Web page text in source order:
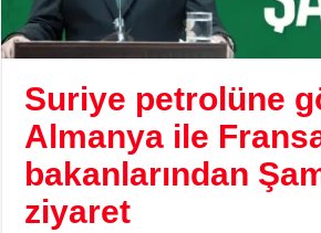
Suriye petrolüne
Almanya ile
bakanlarından
ziyaret